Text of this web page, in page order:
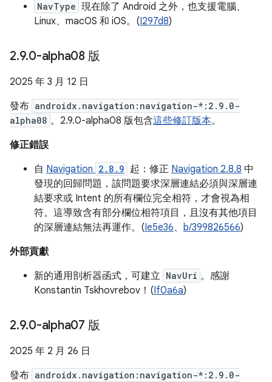
NavType 現在除了 Android 之外，也支援電腦、
Linux、macOS 和 iOS。(I297d8)
2.9.0-alpha08 版
2025 年 3 月 12 日
發布 androidx.navigation:navigation-*:2.9.0-
alpha08 。2.9.0-alpha08 版包含這些修訂版本。
修正錯誤
自 Navigation 2.8.9 起：修正 Navigation 2.8.8 中
發現的回歸問題，該問題要求深層連結必須與深層連
結要求或 Intent 的所有欄位完全相符，才會視為相
符。這導致含有部分欄位相符項目，且沒有其他項目
的深層連結無法再運作。(Ie5e36、 b/399826566)
外部貢獻
新的通用剖析器函式，可建立 NavUri 。感謝
Konstantin Tskhovrebov！(If0a6a)
2.9.0-alpha07 版
2025 年 2 月 26 日
發布 androidx.navigation:navigation-*:2.9.0-